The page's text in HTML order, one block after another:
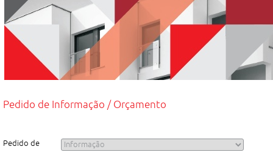
Pedido de Informação / Orçamento
Pedido de